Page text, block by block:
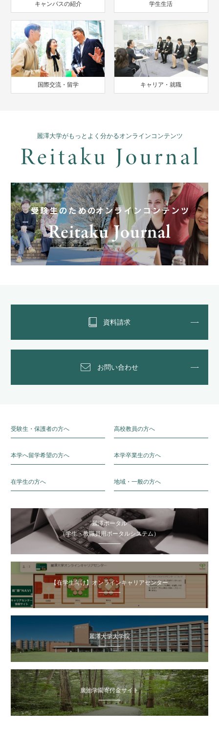
キャンパスの紹介 学生生活
国際交流・留学 キャリア・就職
麗澤大学がもっとよく分かるオンラインコンテンツ
資料請求
お問い合わせ
受験生・保護者の方へ 高校教員の方へ
本学へ留学希望の方へ 本学卒業生の方へ
在学生の方へ 地域・一般の方へ
麗澤ポータル
（学生・教職員用ポータルシステム）
【在学生向け】オンラインキャリアセンター
麗澤大学大学院
廣池学園寄付金サイト